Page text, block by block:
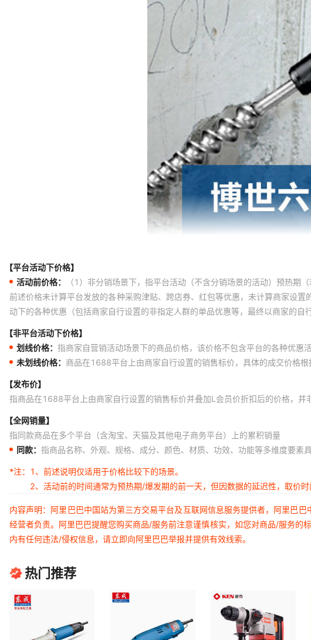
【平台活动下价格】
活动前价格：
（1）非分销场景下，指平台活动（不含分销场景的活动）预热
前述价格未计算平台发放的各种采购津贴、跨店券、红包等优惠，未计算商家设
动下的各种优惠（包括商家自行设置的非指定人群的单品优惠等，最终以商家的
【非平台活动下价格】
划线价格： 指商家自营销活动场景下的商品价格，该价格不包含平台的各种优惠
未划线价格： 商品在1688平台上由商家自行设置的销售标价，具体的成交价格
【发布价】
指商品在1688平台上由商家自行设置的销售标价并叠加L会员价折扣后的价格，并
【全网销量】
指同款商品在多个平台（含淘宝、天猫及其他电子商务平台）上的累积销量
同款： 指商品名称、外观、规格、成分、颜色、材质、功效、功能等多维度要素
*注：
1、前述说明仅适用于价格比较下的场景。
2、活动前的时间通常为预热期/爆发期的前一天，但因数据的延迟性，取价
内容声明：阿里巴巴中国站为第三方交易平台及互联网信息服务提供者，阿里巴
经营者负责。阿里巴巴提醒您购买商品/服务前注意谨慎核实，如您对商品/服务
内有任何违法/侵权信息，请立即向阿里巴巴举报并提供有效线索。
热门推荐